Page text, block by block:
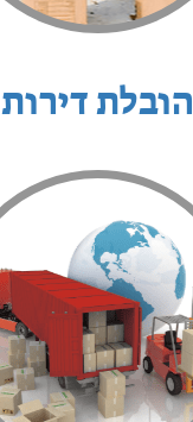
הובלת דירות